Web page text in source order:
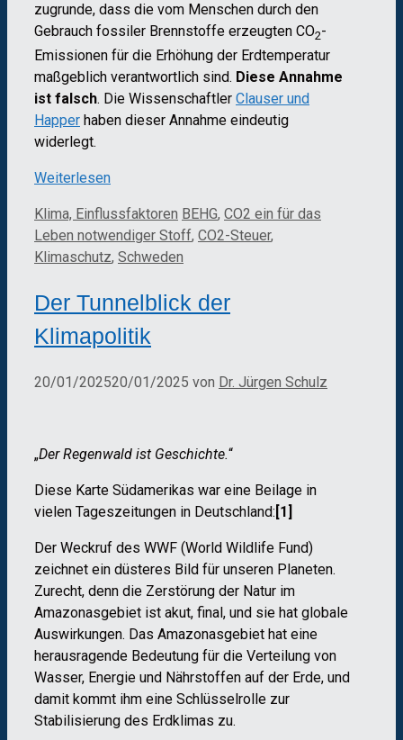
zugrunde, dass die vom Menschen durch den
Gebrauch fossiler Brennstoffe erzeugten CO2-
Emissionen für die Erhöhung der Erdtemperatur
maßgeblich verantwortlich sind. Diese Annahme
ist falsch. Die Wissenschaftler Clauser und
Happer haben dieser Annahme eindeutig
widerlegt.
Weiterlesen
Kategorien
Klima, Einflussfaktoren Schlagwörter
BEHG, CO2 ein für das
Leben notwendiger Stoff, CO2-Steuer,
Klimaschutz, Schweden
Der Tunnelblick der
Klimapolitik
20/01/202520/01/2025 von Dr. Jürgen Schulz
„Der Regenwald ist Geschichte.“
Diese Karte Südamerikas war eine Beilage in
vielen Tageszeitungen in Deutschland: [1]
Der Weckruf des WWF (World Wildlife Fund)
zeichnet ein düsteres Bild für unseren Planeten.
Zurecht, denn die Zerstörung der Natur im
Amazonasgebiet ist akut, final, und sie hat globale
Auswirkungen. Das Amazonasgebiet hat eine
herausragende Bedeutung für die Verteilung von
Wasser, Energie und Nährstoffen auf der Erde, und
damit kommt ihm eine Schlüsselrolle zur
Stabilisierung des Erdklimas zu.